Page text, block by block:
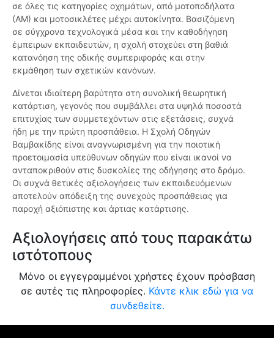
σε όλες τις κατηγορίες οχημάτων, από μοτοποδήλατα
(ΑΜ) και μοτοσικλέτες μέχρι αυτοκίνητα. Βασιζόμενη
σε σύγχρονα τεχνολογικά μέσα και την καθοδήγηση
έμπειρων εκπαιδευτών, η σχολή στοχεύει στη βαθιά
κατανόηση της οδικής συμπεριφοράς και στην
εκμάθηση των σχετικών κανόνων.
Δίνεται ιδιαίτερη βαρύτητα στη συνολική θεωρητική
κατάρτιση, γεγονός που συμβάλλει στα υψηλά ποσοστά
επιτυχίας των συμμετεχόντων στις εξετάσεις, συχνά
ήδη με την πρώτη προσπάθεια. Η Σχολή Οδηγών
Βαμβακίδης είναι αναγνωρισμένη για την ποιοτική
προετοιμασία υπεύθυνων οδηγών που είναι ικανοί να
ανταποκριθούν στις δυσκολίες της οδήγησης στο δρόμο.
Οι συχνά θετικές αξιολογήσεις των εκπαιδευόμενων
αποτελούν απόδειξη της συνεχούς προσπάθειας για
παροχή αξιόπιστης και άρτιας κατάρτισης.
Αξιολογήσεις από τους παρακάτω
ιστότοπους
Μόνο οι εγγεγραμμένοι χρήστες έχουν πρόσβαση
σε αυτές τις πληροφορίες. Κάντε κλικ εδώ για να
συνδεθείτε.